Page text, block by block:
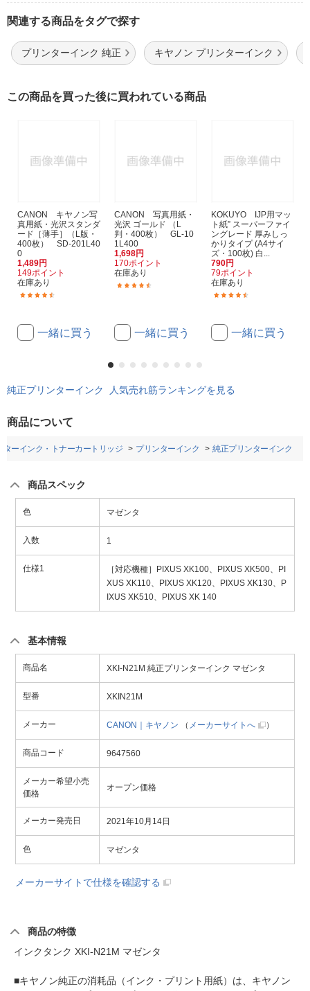
関連する商品をタグで探す
プリンターインク 純正 キヤノン プリンターインク
この商品を買った後に買われている商品
CANON キヤノン写
真用紙・光沢スタンダ
ード［薄手］（L版・
400枚） SD-201L40
0
1,489円
149ポイント
在庫あり
一緒に買う
CANON 写真用紙・
光沢 ゴールド （L
判・400枚） GL-10
1L400
1,698円
170ポイント
在庫あり
一緒に買う
KOKUYO IJP用マッ
ト紙” スーパーファイ
ングレード 厚みしっ
かりタイプ (A4サイ
ズ・100枚) 白...
790円
79ポイント
在庫あり
一緒に買う
純正プリンターインク 人気売れ筋ランキングを見る
商品について
ターインク・トナーカートリッジ プリンターインク 純正プリンターインク
商品スペック
色 マゼンタ
入数 1
仕様1
［対応機種］PIXUS XK100、PIXUS XK500、PI
XUS XK110、PIXUS XK120、PIXUS XK130、P
IXUS XK510、PIXUS XK 140
基本情報
商品名 XKI-N21M 純正プリンターインク マゼンタ
型番 XKIN21M
メーカー CANON｜キヤノン （ メーカーサイトへ ）
商品コード 9647560
メーカー希望小売
価格
オープン価格
メーカー発売日 2021年10月14日
色 マゼンタ
メーカーサイトで仕様を確認する
商品の特徴
インクタンク XKI-N21M マゼンタ
■キヤノン純正の消耗品（インク・プリント用紙）は、キヤノン